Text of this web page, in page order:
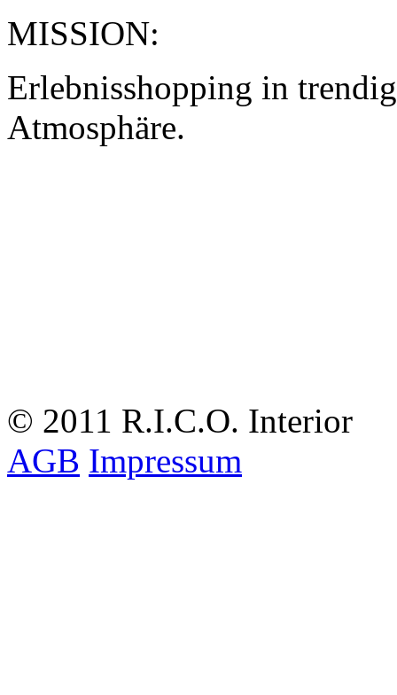
MISSION:
Erlebnisshopping in
Atmosphäre.
© 2011 R.I.C.O. Interior
AGB Impressum